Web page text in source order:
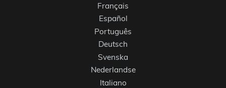
Français
Español
Português
Deutsch
Svenska
Nederlandse
Italiano